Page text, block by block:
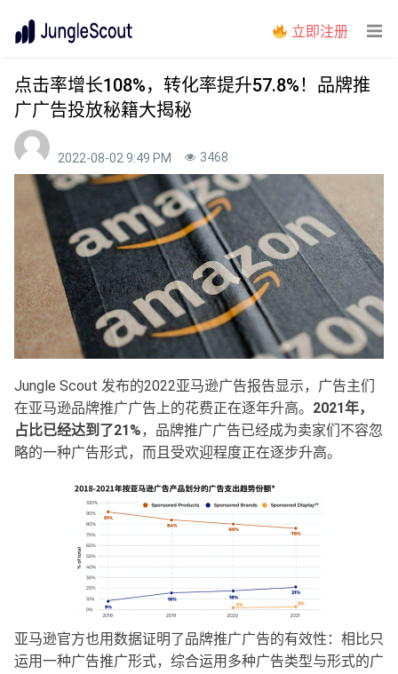
立即注册
点击率增长108%，转化率提升57.8%！品牌推
广广告投放秘籍大揭秘
2022-08-02 9:49 PM 3468
Jungle Scout 发布的2022亚马逊广告报告显示，广告主们
在亚马逊品牌推广广告上的花费正在逐年升高。 2021年，
占比已经达到了21%，品牌推广广告已经成为卖家们不容忽
略的一种广告形式，而且受欢迎程度正在逐步升高。
亚马逊官方也用数据证明了品牌推广广告的有效性：相比只
运用一种广告推广形式，综合运用多种广告类型与形式的广